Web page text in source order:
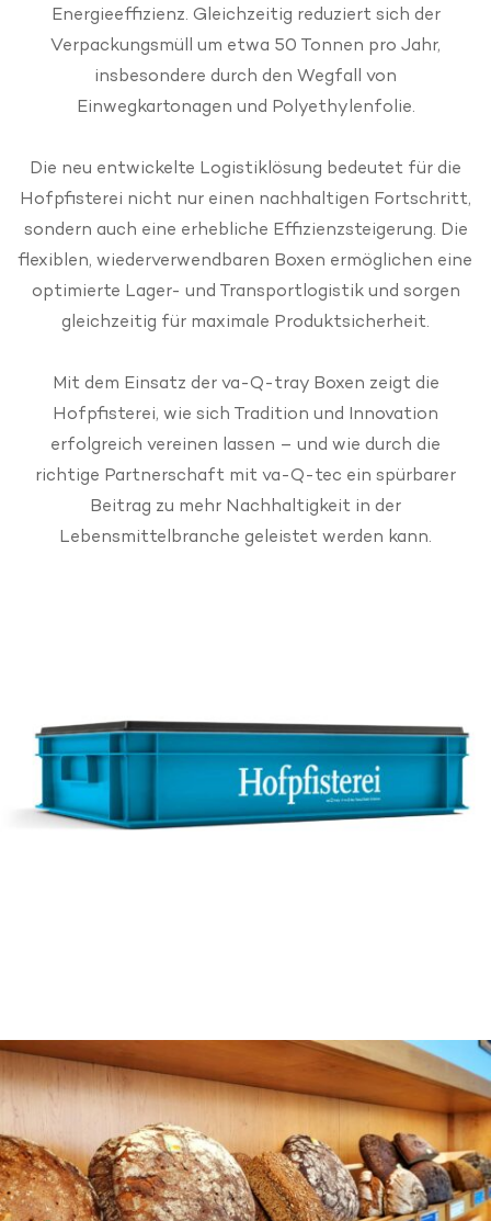
Energieeffizienz. Gleichzeitig reduziert sich der
Verpackungsmüll um etwa 50 Tonnen pro Jahr,
insbesondere durch den Wegfall von
Einwegkartonagen und Polyethylenfolie.
Die neu entwickelte Logistiklösung bedeutet für die
Hofpfisterei nicht nur einen nachhaltigen Fortschritt,
sondern auch eine erhebliche Effizienzsteigerung. Die
flexiblen, wiederverwendbaren Boxen ermöglichen eine
optimierte Lager- und Transportlogistik und sorgen
gleichzeitig für maximale Produktsicherheit.
Mit dem Einsatz der va-Q-tray Boxen zeigt die
Hofpfisterei, wie sich Tradition und Innovation
erfolgreich vereinen lassen – und wie durch die
richtige Partnerschaft mit va-Q-tec ein spürbarer
Beitrag zu mehr Nachhaltigkeit in der
Lebensmittelbranche geleistet werden kann.